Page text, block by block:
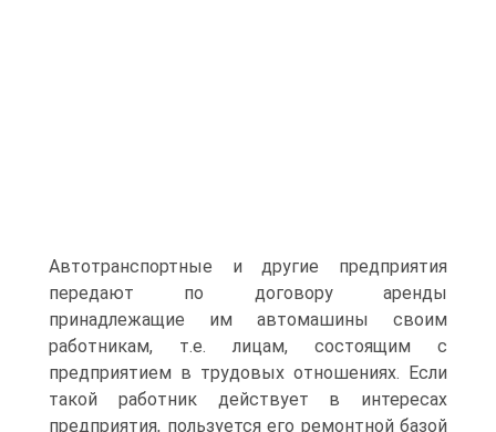
Автотранспортные и другие предприятия
передают по договору аренды
принадлежащие им автомашины своим
работникам, т.е. лицам, состоящим с
предприятием в трудовых отношениях. Если
такой работник действует в интересах
предприятия, пользуется его ремонтной базой